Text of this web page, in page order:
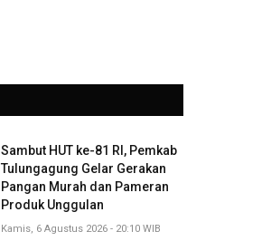
Sambut HUT ke-81 RI, Pemkab
Tulungagung Gelar Gerakan
Pangan Murah dan Pameran
Produk Unggulan
Kamis, 6 Agustus 2026 - 20:10 WIB